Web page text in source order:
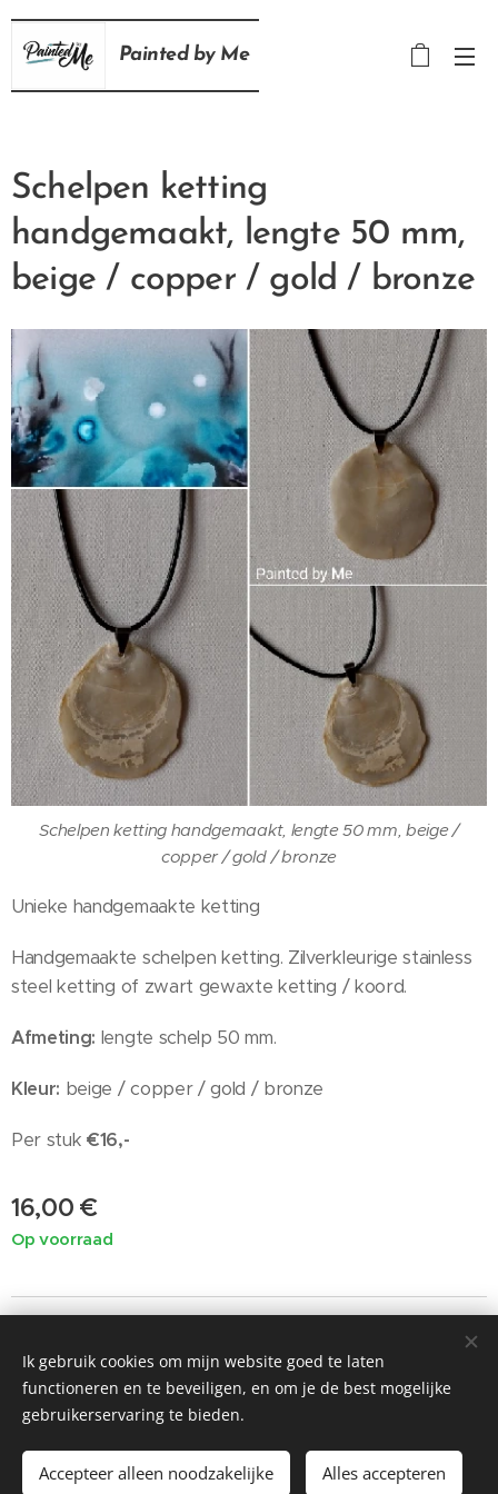
Painted byMe
Schelpen ketting
handgemaakt, lengte 50 mm,
beige / copper / gold / bronze
Schelpen ketting handgemaakt, lengte 50 mm, beige /
copper / gold / bronze
Unieke handgemaakte ketting
Handgemaakte schelpen ketting. Zilverkleurige stainless
steel ketting of zwart gewaxte ketting / koord.
Afmeting: lengte schelp 50 mm.
Kleur: beige / copper / gold / bronze
Per stuk€16,-
16,00 €
Op voorraad
©2019 Painted by Me / Heart 4 Art, alle rechten voorbehouden
voor de kunst
Ik gebruik cookies om mijn website goed te laten
functioneren en te beveiligen, en om je de best mogelijke
gebruikerservaring te bieden.
Accepteer alleen noodzakelijke Alles accepteren